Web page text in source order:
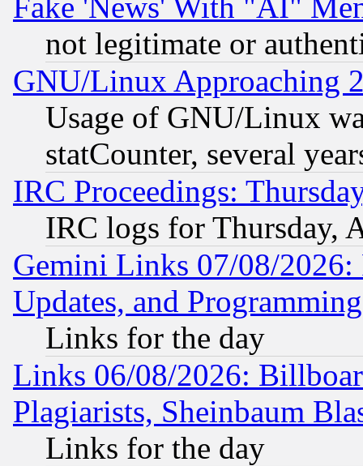
not legitimate or
GNU/Linux Approaching
Usage of GNU/Linux
statCounter, several
IRC Proceedings:
IRC logs for Thursday,
Gemini Links 07/08/2026:
Updates, and
Links for the day
Links 06/08/2026:
Plagiarists, Sheinbaum
Links for the day